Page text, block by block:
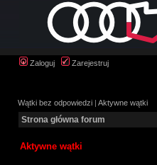
Zaloguj Zarejestruj
Wątki bez odpowiedzi | Aktywne wątki
Strona główna forum
Aktywne wątki